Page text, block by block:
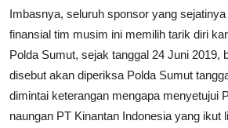
Imbasnya, seluruh sponsor yang
finansial tim musim ini memilih tarik diri
Polda Sumut, sejak tanggal 24 Juni 2019,
disebut akan diperiksa Polda Sumut
dimintai keterangan mengapa menyetujui
naungan PT Kinantan Indonesia yang ikut